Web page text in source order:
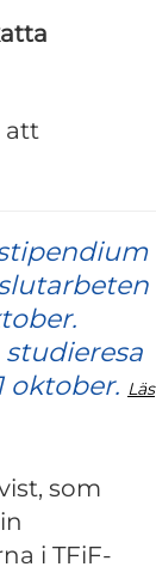
att
oktober. Läs
som
i TFiF-